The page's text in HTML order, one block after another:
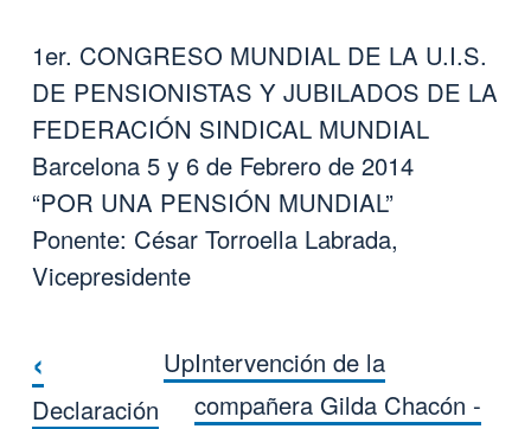
1er. CONGRESO MUNDIAL DE LA U.I.S.
DE PENSIONISTAS Y JUBILADOS DE LA
FEDERACIÓN SINDICAL MUNDIAL
Barcelona 5 y 6 de Febrero de 2014
“POR UNA PENSIÓN MUNDIAL”
Ponente: César Torroella Labrada,
Vicepresidente
Book traversal links for
‹
Declaración
UpIntervención de la
compañera Gilda Chacón -